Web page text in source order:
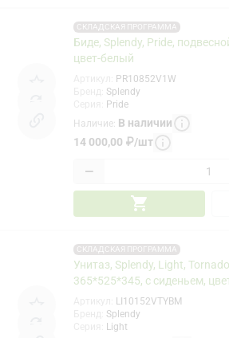
СКЛАДСКАЯ ПРОГРАММА
Биде, Splendy, Pride,
цвет-белый
PR10852V1W
Splendy
Pride
Наличие: В наличии
14 000,00 ₽/шт
−
СКЛАДСКАЯ ПРОГРАММА
Унитаз, Splendy, Light,
365*525*345, с сиденьем,
LI10152VTYBM
Splendy
Light